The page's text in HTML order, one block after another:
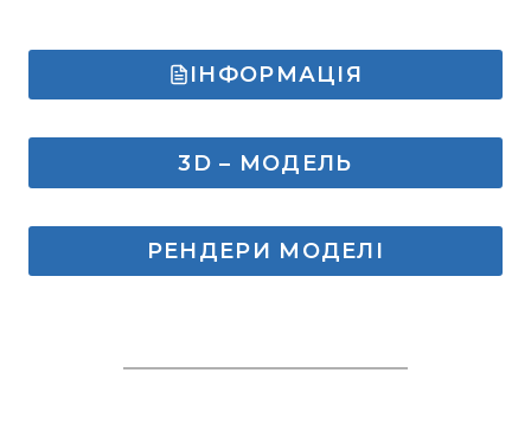
ІНФОРМАЦІЯ
3D – МОДЕЛЬ
РЕНДЕРИ МОДЕЛІ